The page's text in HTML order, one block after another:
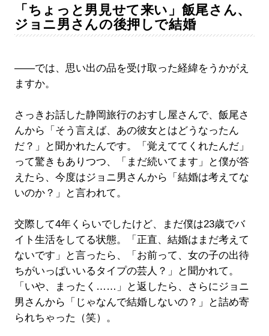
「ちょっと男見せて来い」飯尾さん、
ジョニ男さんの後押しで結婚
――では、思い出の品を受け取った経緯をうかがえ
ますか。
さっきお話した静岡旅行のおすし屋さんで、飯尾さ
んから「そう言えば、あの彼女とはどうなったん
だ？」と聞かれたんです。「覚えててくれたんだ」
って驚きもありつつ、「まだ続いてます」と僕が答
えたら、今度はジョニ男さんから「結婚は考えてな
いのか？」と言われて。
交際して4年くらいでしたけど、まだ僕は23歳でバ
イト生活をしてる状態。「正直、結婚はまだ考えて
ないです」と言ったら、「お前って、女の子の出待
ちがいっぱいいるタイプの芸人？」と聞かれて。
「いや、まったく……」と返したら、さらにジョニ
男さんから「じゃなんで結婚しないの？」と詰め寄
られちゃった（笑）。